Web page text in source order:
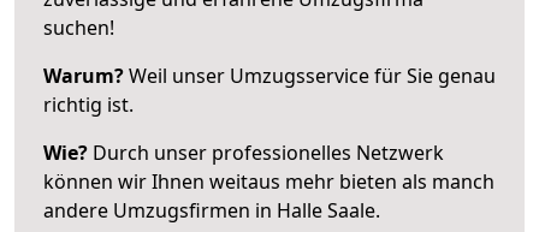
suchen!
Warum?Weil unser Umzugsservice für Sie genau
richtig ist.
Wie? Durch unser professionelles Netzwerk
können wir Ihnen weitaus mehr bieten als manch
andere Umzugsfirmen in Halle Saale.